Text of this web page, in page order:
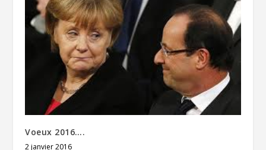
Voeux 2016….
2 janvier 2016